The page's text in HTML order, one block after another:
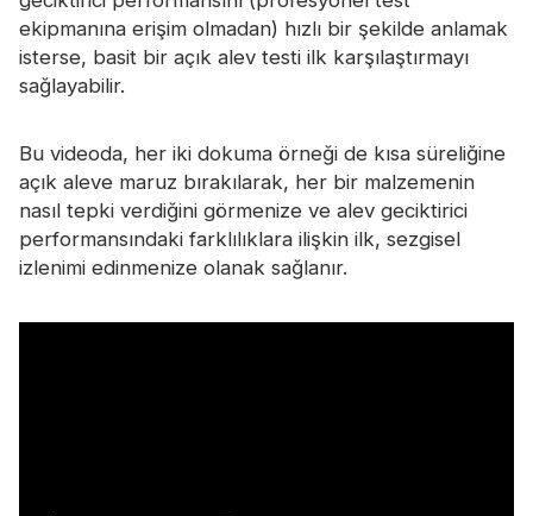
ekipmanına erişim olmadan) hızlı bir şekilde anlamak
isterse, basit bir açık alev testi ilk karşılaştırmayı
sağlayabilir.
Bu videoda, her iki dokuma örneği de kısa süreliğine
açık aleve maruz bırakılarak, her bir malzemenin
nasıl tepki verdiğini görmenize ve alev geciktirici
performansındaki farklılıklara ilişkin ilk, sezgisel
izlenimi edinmenize olanak sağlanır.